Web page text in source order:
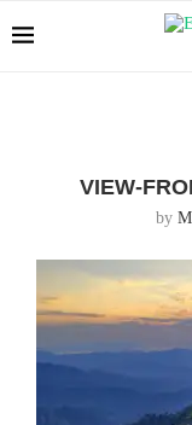
VIEW-
by